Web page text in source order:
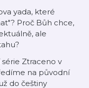
yada, které
Proč Bůh chce,
ale
Ztraceno v
na původní
do češtiny